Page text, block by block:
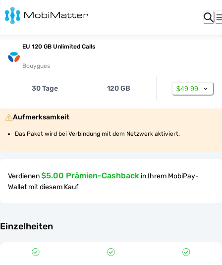
EU 120 GB Unlimited Calls
Bouygues
30 Tage 120 GB $49.99
Aufmerksamkeit
Das Paket wird bei Verbindung mit dem Netzwerk aktiviert.
Verdienen$5.00 Prämien-Cashback in Ihrem MobiPay-
Wallet mit diesem Kauf
Einzelheiten